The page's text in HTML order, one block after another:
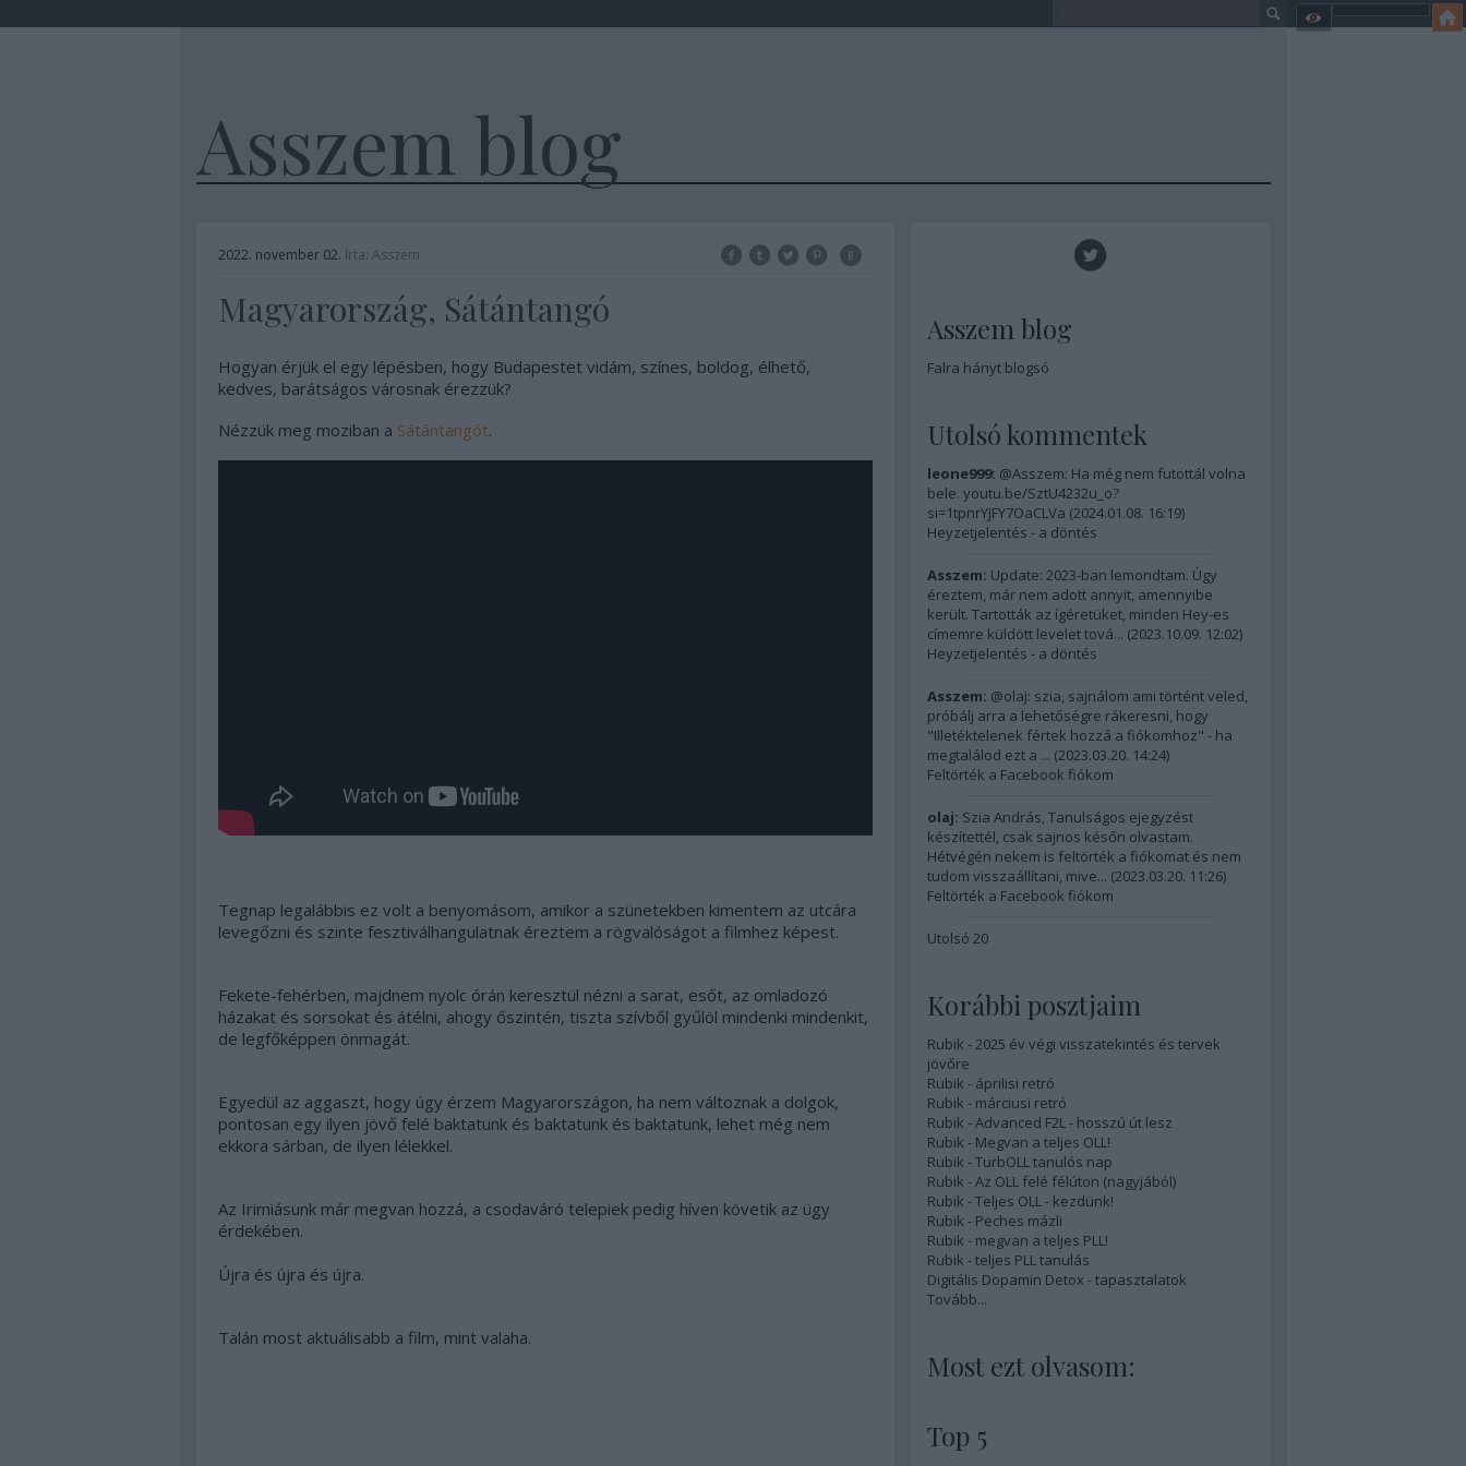
Asszem blog
2022. november 02. írta: Asszem
Magyarország, Sátántangó
Hogyan érjük el egy lépésben, hogy Budapestet vidám, színes, boldog, élhető,
kedves, barátságos városnak érezzük?
Nézzük meg moziban a Sátántangót.
Tegnap legalábbis ez volt a benyomásom, amikor a szünetekben kimentem az utcára
levegőzni és szinte fesztiválhangulatnak éreztem a rögvalóságot a filmhez képest.
Fekete-fehérben, majdnem nyolc órán keresztül nézni a sarat, esőt, az omladozó
házakat és sorsokat és átélni, ahogy őszintén, tiszta szívből gyűlöl mindenki mindenkit,
de legfőképpen önmagát.
Egyedül az aggaszt, hogy úgy érzem Magyarországon, ha nem változnak a dolgok,
pontosan egy ilyen jövő felé baktatunk és baktatunk és baktatunk, lehet még nem
ekkora sárban, de ilyen lélekkel.
Az Irimiásunk már megvan hozzá, a csodaváró telepiek pedig híven követik az ügy
érdekében.
Újra és újra és újra.
Talán most aktuálisabb a film, mint valaha.
Asszem blog
Falra hányt blogsó
Utolsó kommentek
leone999: @Asszem: Ha még nem futottál volna
bele. youtu.be/SztU4232u_o?
si=1tpnrYJFY7OaCLVa (2024.01.08. 16:19)
Heyzetjelentés - a döntés
Asszem: Update: 2023-ban lemondtam. Úgy
éreztem, már nem adott annyit, amennyibe
került. Tartották az ígéretüket, minden Hey-es
címemre küldött levelet tová... (2023.10.09. 12:02)
Heyzetjelentés - a döntés
Asszem: @olaj: szia, sajnálom ami történt veled,
próbálj arra a lehetőségre rákeresni, hogy
"Illetéktelenek fértek hozzá a fiókomhoz" - ha
megtalálod ezt a ... (2023.03.20. 14:24)
Feltörték a Facebook fiókom
olaj: Szia András, Tanulságos ejegyzést
készítettél, csak sajnos későn olvastam.
Hétvégén nekem is feltörték a fiókomat és nem
tudom visszaállítani, mive... (2023.03.20. 11:26)
Feltörték a Facebook fiókom
Utolsó 20
Korábbi posztjaim
Rubik - 2025 év végi visszatekintés és tervek
jövőre
Rubik - áprilisi retró
Rubik - márciusi retró
Rubik - Advanced F2L - hosszú út lesz
Rubik - Megvan a teljes OLL!
Rubik - TurbOLL tanulós nap
Rubik - Az OLL felé félúton (nagyjából)
Rubik - Teljes OLL - kezdünk!
Rubik - Peches mázli
Rubik - megvan a teljes PLL!
Rubik - teljes PLL tanulás
Digitális Dopamin Detox - tapasztalatok
Tovább...
Most ezt olvasom:
Top 5